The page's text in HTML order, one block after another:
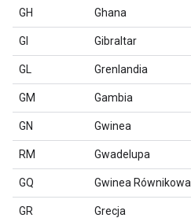
GH Ghana
GI Gibraltar
GL Grenlandia
GM Gambia
GN Gwinea
RM Gwadelupa
GQ Gwinea Równikowa
GR Grecja